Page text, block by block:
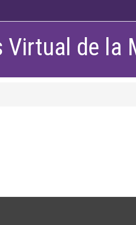
Virtual de la